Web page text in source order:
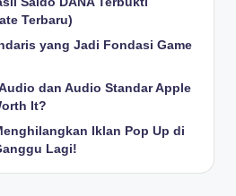
Terbaru)
yang Jadi Fondasi Game
dan Audio Standar Apple
It?
Iklan Pop Up di
Lagi!